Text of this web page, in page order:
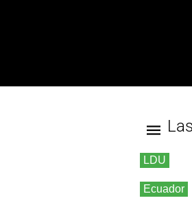
LDU
Ecuador